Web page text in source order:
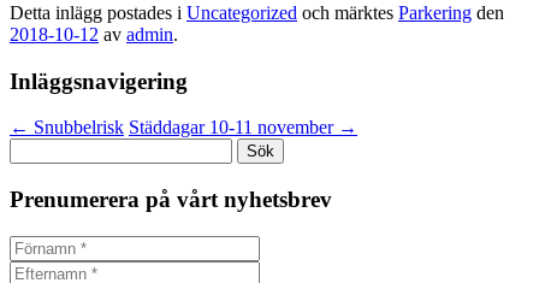
Detta inlägg postades i Uncategorized och märktes Parkering den
2018-10-12 av admin.
Inläggsnavigering
← Snubbelrisk Städdagar 10-11 november →
efter:
Prenumerera på vårt nyhetsbrev